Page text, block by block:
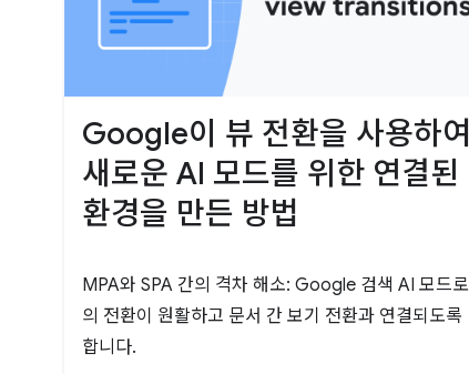
Google이 뷰 전환을 사용하여
새로운 AI 모드를 위한 연결된
환경을 만든 방법
MPA와 SPA 간의 격차 해소: Google 검색 AI 모드로
의 전환이 원활하고 문서 간 보기 전환과 연결되도록
합니다.